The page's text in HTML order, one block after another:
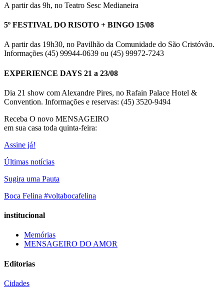
A partir das 9h, no Teatro Sesc Medianeira
5º FESTIVAL DO RISOTO + BINGO 15/08
A partir das 19h30, no Pavilhão da Comunidade do São Cristóvão.
Informações (45) 99944-0639 ou (45) 99972-7243
EXPERIENCE DAYS 21 a 23/08
Dia 21 show com Alexandre Pires, no Rafain Palace Hotel &
Convention. Informações e reservas: (45) 3520-9494
Receba O novo MENSAGEIRO
em sua casa toda quinta-feira:
Assine já!
Últimas notícias
Sugira uma Pauta
Boca Felina #voltabocafelina
institucional
Memórias
MENSAGEIRO DO AMOR
Editorias
Cidades